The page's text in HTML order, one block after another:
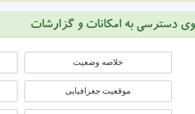
دسترسی به امکانات و گزارشات
خلاصه وضعیت
موقعيت جغرافيايی